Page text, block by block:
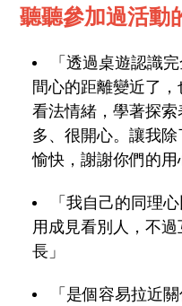
聽聽參加過活動
「透過桌遊認識
間心的距離變近了
看法情緒，學著探
多、很開心。讓我
愉快，謝謝你們的用
「我自己的同理
用成見看別人，不
長」
「是個容易拉近